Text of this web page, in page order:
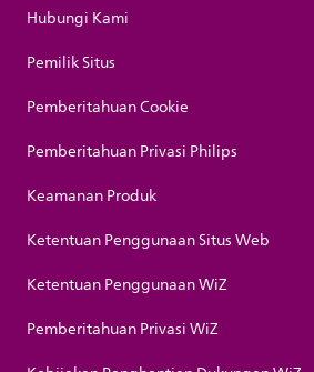
Hubungi Kami
Pemilik Situs
Pemberitahuan Cookie
Pemberitahuan Privasi Philips
Keamanan Produk
Ketentuan Penggunaan Situs Web
Ketentuan Penggunaan WiZ
Pemberitahuan Privasi WiZ